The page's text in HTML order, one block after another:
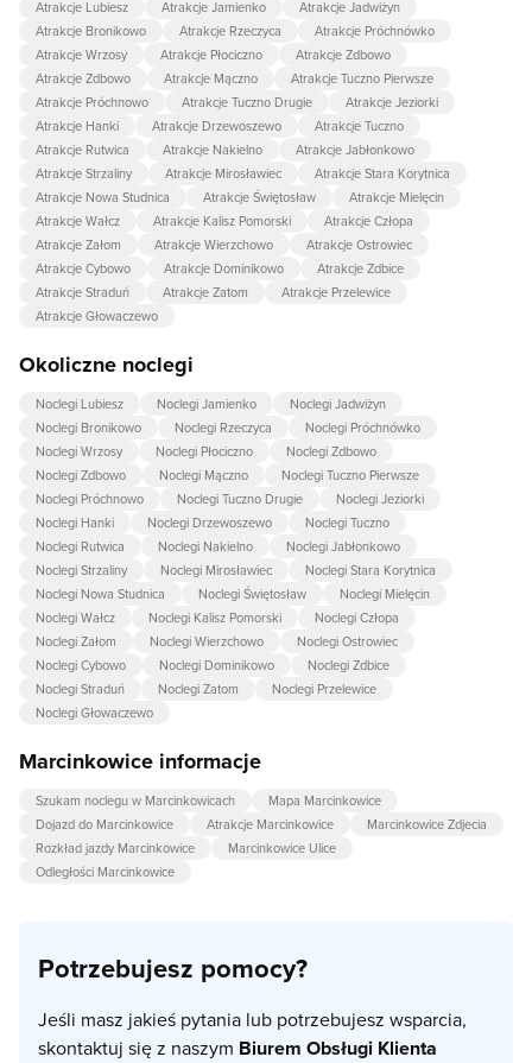
Atrakcje Lubiesz Atrakcje Jamienko
Atrakcje Jadwiżyn
Atrakcje Bronikowo
Atrakcje Rzeczyca
Atrakcje Próchnówko
Atrakcje Wrzosy
Atrakcje Płociczno
Atrakcje Zdbowo
Atrakcje Zdbowo
Atrakcje Mączno
Atrakcje Tuczno Pierwsze
Atrakcje Próchnowo
Atrakcje Tuczno Drugie
Atrakcje Jeziorki
Atrakcje Hanki
Atrakcje Drzewoszewo
Atrakcje Tuczno
Atrakcje Rutwica
Atrakcje Nakielno
Atrakcje Jabłonkowo
Atrakcje Strzaliny
Atrakcje Mirosławiec
Atrakcje Stara Korytnica
Atrakcje Nowa Studnica
Atrakcje Świętosław
Atrakcje Mielęcin
Atrakcje Wałcz
Atrakcje Kalisz Pomorski
Atrakcje Człopa
Atrakcje Załom
Atrakcje Wierzchowo
Atrakcje Ostrowiec
Atrakcje Cybowo
Atrakcje Dominikowo
Atrakcje Zdbice
Atrakcje Straduń
Atrakcje Zatom
Atrakcje Przelewice
Atrakcje Głowaczewo
Okoliczne noclegi
Noclegi Lubiesz Noclegi Jamienko
Noclegi Jadwiżyn
Noclegi Bronikowo
Noclegi Rzeczyca
Noclegi Próchnówko
Noclegi Wrzosy
Noclegi Płociczno
Noclegi Zdbowo
Noclegi Zdbowo
Noclegi Mączno
Noclegi Tuczno Pierwsze
Noclegi Próchnowo
Noclegi Tuczno Drugie
Noclegi Jeziorki
Noclegi Hanki
Noclegi Drzewoszewo
Noclegi Tuczno
Noclegi Rutwica
Noclegi Nakielno
Noclegi Jabłonkowo
Noclegi Strzaliny
Noclegi Mirosławiec
Noclegi Stara Korytnica
Noclegi Nowa Studnica
Noclegi Świętosław
Noclegi Mielęcin
Noclegi Wałcz
Noclegi Kalisz Pomorski
Noclegi Człopa
Noclegi Załom
Noclegi Wierzchowo
Noclegi Ostrowiec
Noclegi Cybowo
Noclegi Dominikowo
Noclegi Zdbice
Noclegi Straduń
Noclegi Zatom
Noclegi Przelewice
Noclegi Głowaczewo
Marcinkowice informacje
Szukam noclegu w Marcinkowicach
Mapa Marcinkowice
Dojazd do Marcinkowice
Atrakcje Marcinkowice
Marcinkowice Zdjecia
Rozkład jazdy Marcinkowice
Marcinkowice Ulice
Odległości Marcinkowice
Potrzebujesz pomocy?
Jeśli masz jakieś pytania lub potrzebujesz wsparcia,
skontaktuj się z naszym Biurem Obsługi Klienta